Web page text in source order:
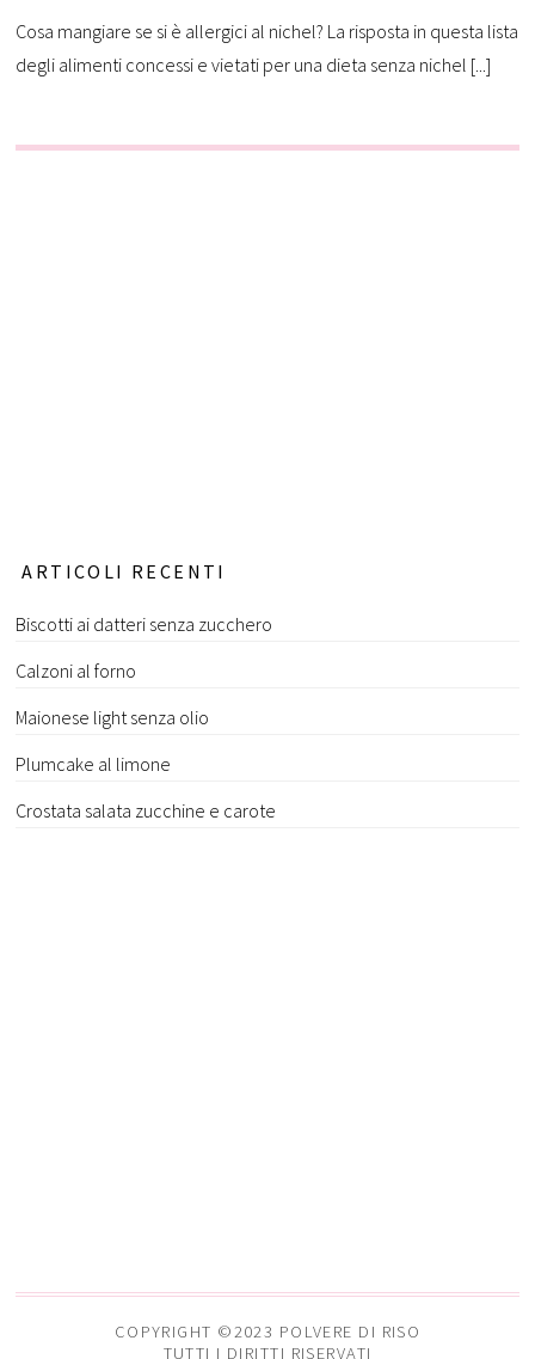
Cosa mangiare se si è allergici al nichel? La risposta in questa lista
degli alimenti concessi e vietati per una dieta senza nichel [...]
ARTICOLI RECENTI
Biscotti ai datteri senza zucchero
Calzoni al forno
Maionese light senza olio
Plumcake al limone
Crostata salata zucchine e carote
COPYRIGHT ©2023 POLVERE DI RISO
TUTTI I DIRITTI RISERVATI